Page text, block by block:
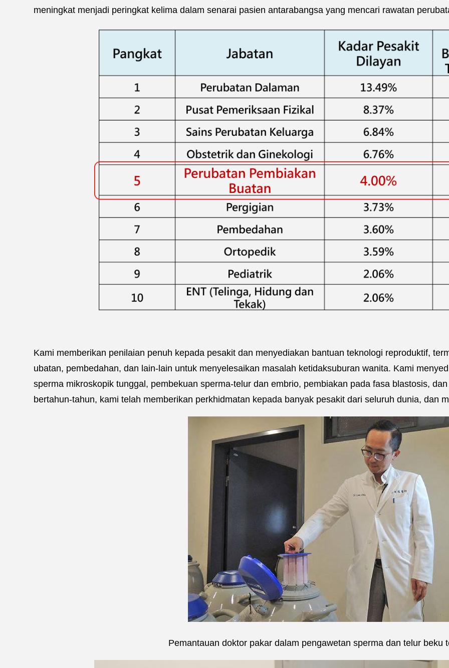
meningkat menjadi peringkat kelima dalam senarai pasien antarabangsa yang mencari rawatan
Kami memberikan penilaian penuh kepada pesakit dan menyediakan bantuan teknologi reproduktif,
ubatan, pembedahan, dan lain-lain untuk menyelesaikan masalah ketidaksuburan wanita. Kami
sperma mikroskopik tunggal, pembekuan sperma-telur dan embrio, pembiakan pada fasa blastosis,
bertahun-tahun, kami telah memberikan perkhidmatan kepada banyak pesakit dari seluruh dunia, dan
Pemantauan doktor pakar dalam pengawetan sperma dan telur beku